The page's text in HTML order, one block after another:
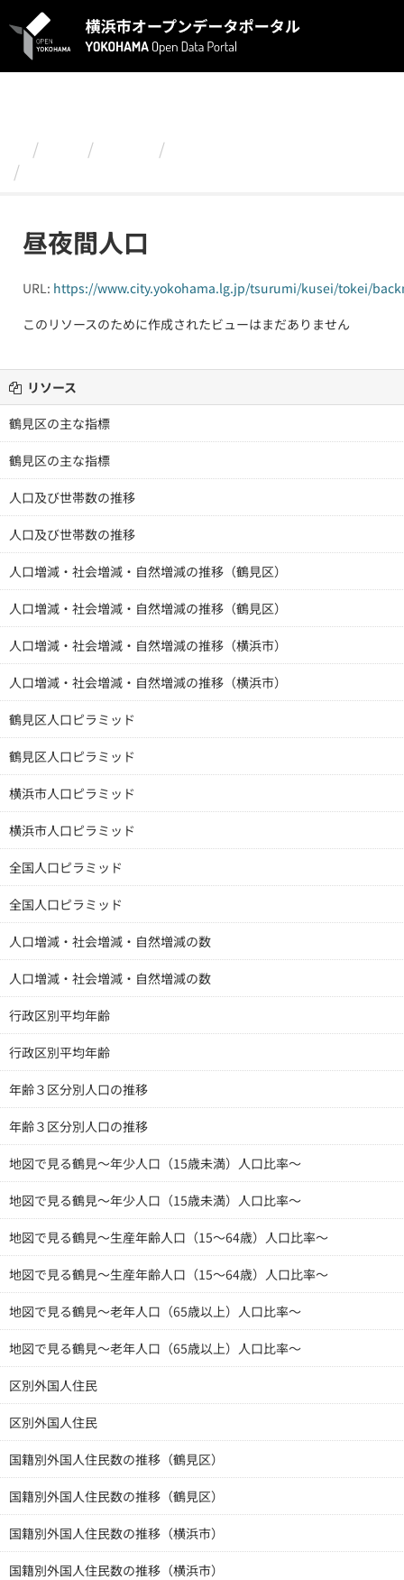
キ
昼夜間人口
URL: https://www.city.yokohama.lg.jp/tsurumi/kusei/tokei/
このリソースのために作成されたビューはまだありません
リソース
鶴見区の主な指標
鶴見区の主な指標
人口及び世帯数の推移
人口及び世帯数の推移
人口増減・社会増減・自然増減の推移（鶴見区）
人口増減・社会増減・自然増減の推移（鶴見区）
人口増減・社会増減・自然増減の推移（横浜市）
人口増減・社会増減・自然増減の推移（横浜市）
鶴見区人口ピラミッド
鶴見区人口ピラミッド
横浜市人口ピラミッド
横浜市人口ピラミッド
全国人口ピラミッド
全国人口ピラミッド
人口増減・社会増減・自然増減の数
人口増減・社会増減・自然増減の数
行政区別平均年齢
行政区別平均年齢
年齢３区分別人口の推移
年齢３区分別人口の推移
地図で見る鶴見～年少人口（15歳未満）人口比率～
地図で見る鶴見～年少人口（15歳未満）人口比率～
地図で見る鶴見～生産年齢人口（15～64歳）人口比率～
地図で見る鶴見～生産年齢人口（15～64歳）人口比率～
地図で見る鶴見～老年人口（65歳以上）人口比率～
地図で見る鶴見～老年人口（65歳以上）人口比率～
区別外国人住民
区別外国人住民
国籍別外国人住民数の推移（鶴見区）
国籍別外国人住民数の推移（鶴見区）
国籍別外国人住民数の推移（横浜市）
国籍別外国人住民数の推移（横浜市）